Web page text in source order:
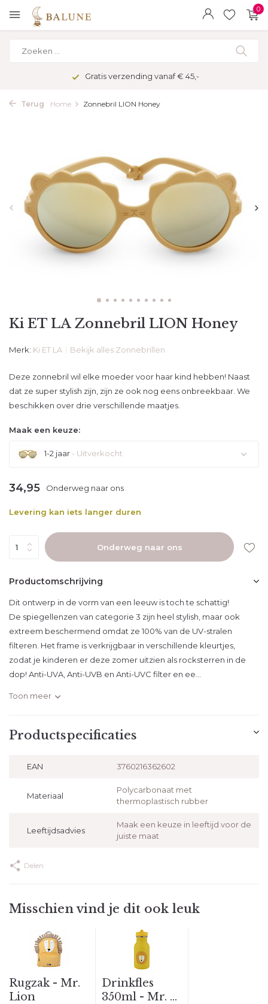
0
Gratis verzending vanaf € 45,-
Terug Home Zonnebril LION Honey
Ki ET LA Zonnebril LION Honey
Merk: Ki ET LA Bekijk alles Zonnebrillen
Deze zonnebril wil elke moeder voor haar kind hebben! Naast
dat ze super stylish zijn, zijn ze ook nog eens onbreekbaar. We
beschikken over drie verschillende maatjes.
Maak een keuze:
1-2 jaar - Uitverkocht
Uitverkocht
34,95 Onderweg naar ons
Levering kan iets langer duren
Onderweg naar ons
Productomschrijving
Dit ontwerp in de vorm van een leeuw is toch te schattig!
De spiegellenzen van categorie 3 zijn heel stylish, maar ook
extreem beschermend omdat ze 100% van de UV-stralen
filteren. Het frame is verkrijgbaar in verschillende kleurtjes,
zodat je kinderen er deze zomer uitzien als rocksterren in de
dop! Anti-UVA, Anti-UVB en Anti-UVC filter en ee...
Toon meer
Productspecificaties
EAN 3760216362602
Materiaal
Polycarbonaat met
thermoplastisch rubber
Leeftijdsadvies
Maak een keuze in leeftijd voor de
juiste maat
Delen
Misschien vind je dit ook leuk
Rugzak - Mr.
Lion
Drinkfles
350ml - Mr. ...